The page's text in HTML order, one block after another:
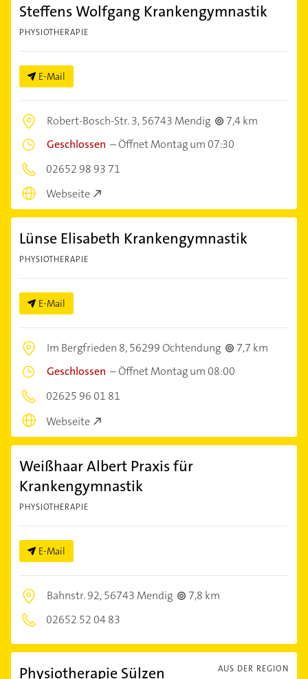
Steffens Wolfgang Krankengymnastik
PHYSIOTHERAPIE
E-Mail
Robert-Bosch-Str. 3,56743 Mendig
7,4 km
Geschlossen –Öffnet Montag um 07:30
02652 98 93 71
Webseite
Lünse Elisabeth Krankengymnastik
PHYSIOTHERAPIE
E-Mail
Im Bergfrieden 8,56299 Ochtendung
7,7 km
Geschlossen –Öffnet Montag um 08:00
02625 96 01 81
Webseite
Weißhaar Albert Praxis für
Krankengymnastik
PHYSIOTHERAPIE
E-Mail
Bahnstr. 92,56743 Mendig
7,8 km
02652 52 04 83
AUS DER REGION
Physiotherapie Sülzen